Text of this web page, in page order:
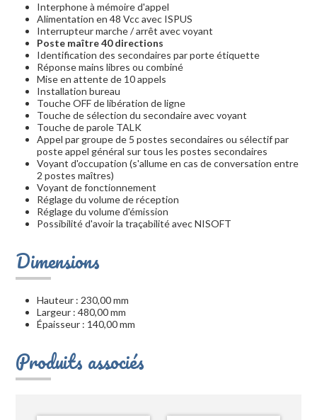
Interphone à mémoire d'appel
Alimentation en 48 Vcc avec ISPUS
Interrupteur marche / arrêt avec voyant
Poste maître 40 directions
Identification des secondaires par porte étiquette
Réponse mains libres ou combiné
Mise en attente de 10 appels
Installation bureau
Touche OFF de libération de ligne
Touche de sélection du secondaire avec voyant
Touche de parole TALK
Appel par groupe de 5 postes secondaires ou sélectif par
poste appel général sur tous les postes secondaires
Voyant d'occupation (s'allume en cas de conversation entre
2 postes maîtres)
Voyant de fonctionnement
Réglage du volume de réception
Réglage du volume d'émission
Possibilité d'avoir la traçabilité avec NISOFT
Dimensions
Hauteur : 230,00 mm
Largeur : 480,00 mm
Épaisseur : 140,00 mm
Produits associés